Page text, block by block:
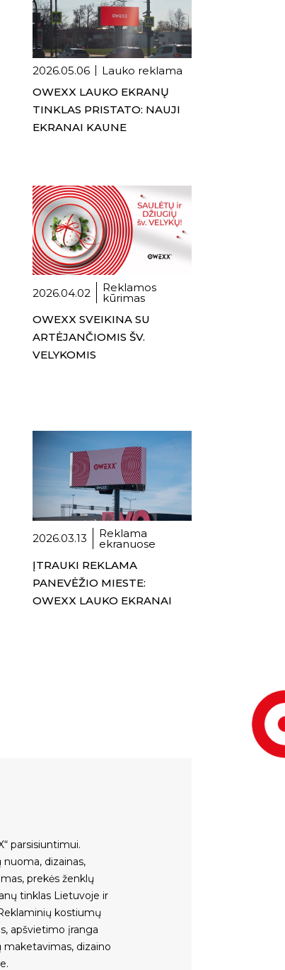
2026.05.06
Lauko reklama
OWEXX LAUKO EKRANŲ
TINKLAS PRISTATO: NAUJI
EKRANAI KAUNE
2026.04.02 Reklamos
kūrimas
OWEXX SVEIKINA SU
ARTĖJANČIOMIS ŠV.
VELYKOMIS
2026.03.13 Reklama
ekranuose
ĮTRAUKI REKLAMA
PANEVĖŽIO MIESTE:
OWEXX LAUKO EKRANAI
parsisiuntimui.
nuoma, dizainas,
, prekės ženklų
tinklas Lietuvoje ir
kostiumų
, apšvietimo įranga
dizaino
.